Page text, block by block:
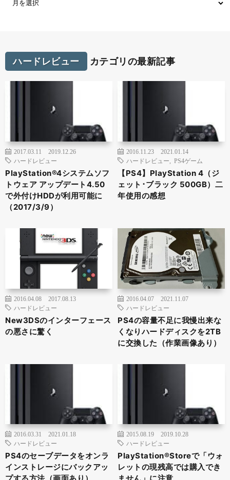
ハードレビュー カテゴリの最新記事
2017.03.11
2019.12.26
ハードレビュー
PlayStation®4システムソフ
トウェア アップデート4.50
で外付けHDDが利用可能に
（2017/3/9）
2016.11.23
2021.01.14
ハードレビュー
PS4ゲーム
【PS4】PlayStation 4（ジ
ェット･ブラック 500GB）二
年使用の感想
2016.04.08
2017.08.13
ハードレビュー
New3DSのインターフェース
の悪さに驚く
2016.04.07
2021.11.07
ハードレビュー
PS4の容量不足に我慢出来な
くなりハードディスクを2TB
に交換した（作業画像あり）
2016.03.31
2021.01.18
ハードレビュー
PS4のセーブデータをオンラ
インストレージにバックアッ
2015.08.19
2019.10.28
ハードレビュー
PlayStation®Storeで「ウォ
レットの現残高では購入でき